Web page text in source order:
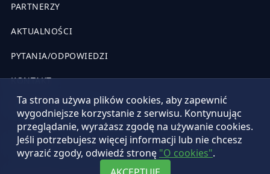
PARTNERZY
AKTUALNOŚCI
PYTANIA/ODPOWIEDZI
KONTAKT
OFERTA PUBLICZNA
© 2026 rok. Wszystkie prawa zastrzeżone. Palche
Ta strona używa plików cookies, aby zapewnić
wygodniejsze korzystanie z serwisu. Kontynuując
przeglądanie, wyrażasz zgodę na używanie cookies.
Jeśli potrzebujesz więcej informacji lub nie chcesz
wyrazić zgody, odwiedź stronę "O cookies".